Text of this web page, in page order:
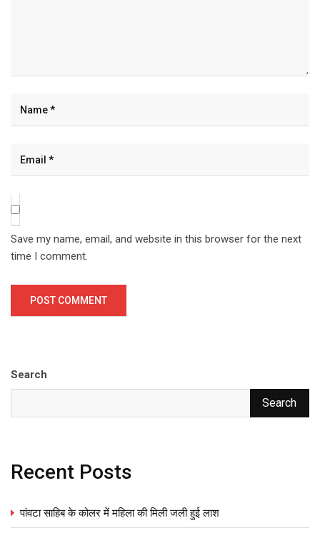
Save my name, email, and website in this browser for the next
time I comment.
Search
Search
Recent Posts
पांवटा साहिब के कोलर में महिला की मिली जली हुई लाश